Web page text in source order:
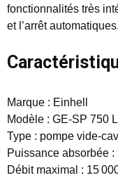
fonctionnalités très
et l’arrêt automatiques.
Marque : Einhell
Modèle : GE-SP 750
Type : pompe vide-
Puissance absorbée :
Débit maximal : 15